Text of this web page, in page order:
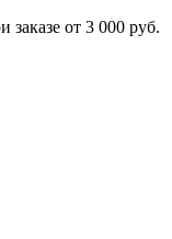
заказе от 3 000 руб.